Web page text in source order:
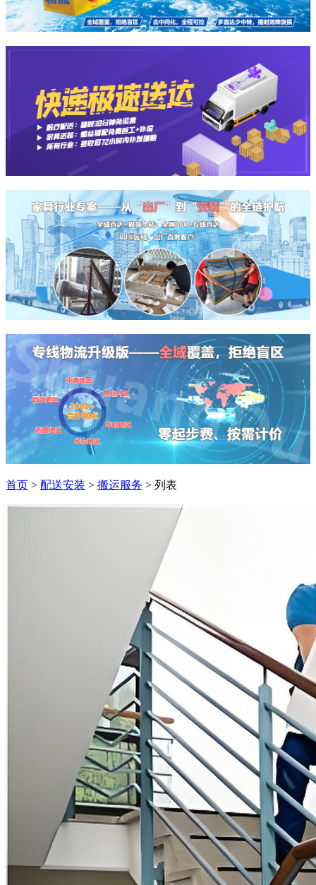
首页 > 配送安装 > 搬运服务 > 列表